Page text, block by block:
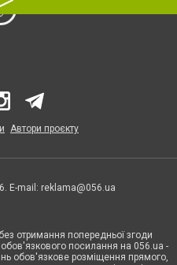
Автори проєкту
E-mail: reklama@056.ua
отримання попередньої згоди
посилання на 056.ua -
обов'язкове розміщення прямого,